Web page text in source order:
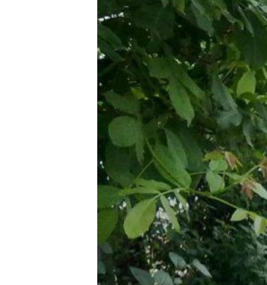
УКРАЇНСЬКА ПРОБЛЕМА КРИМУ